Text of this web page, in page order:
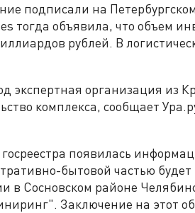
подписали на
тогда объявила, что объем
рублей. В
экспертная организация из
комплекса, сообщает
появилась
бытовой частью будет
в Сосновском районе
Заключение на этот